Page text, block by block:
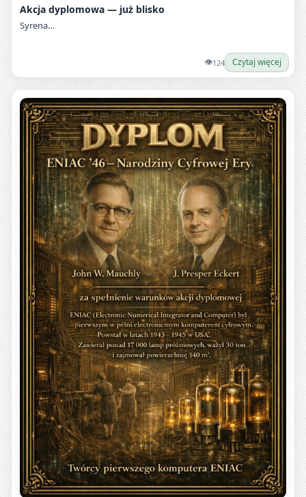
Akcja dyplomowa — już blisko
Syrena…
👁124 Czytaj więcej